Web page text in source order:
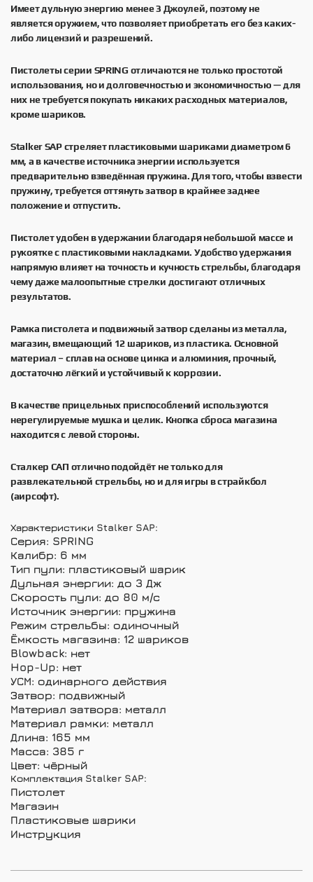
Имеет дульную энергию менее 3 Джоулей, поэтому не
является оружием, что позволяет приобретать его без каких-
либо лицензий и разрешений.
Пистолеты серии SPRING отличаются не только простотой
использования, но и долговечностью и экономичностью — для
них не требуется покупать никаких расходных материалов,
кроме шариков.
Stalker SAP стреляет пластиковыми шариками диаметром 6
мм, а в качестве источника энергии используется
предварительно взведённая пружина. Для того, чтобы взвести
пружину, требуется оттянуть затвор в крайнее заднее
положение и отпустить.
Пистолет удобен в удержании благодаря небольшой массе и
рукоятке с пластиковыми накладками. Удобство удержания
напрямую влияет на точность и кучность стрельбы, благодаря
чему даже малоопытные стрелки достигают отличных
результатов.
Рамка пистолета и подвижный затвор сделаны из металла,
магазин, вмещающий 12 шариков, из пластика. Основной
материал – сплав на основе цинка и алюминия, прочный,
достаточно лёгкий и устойчивый к коррозии.
В качестве прицельных приспособлений используются
нерегулируемые мушка и целик. Кнопка сброса магазина
находится с левой стороны.
Сталкер САП отлично подойдёт не только для
развлекательной стрельбы, но и для игры в страйкбол
(аирсофт).
Характеристики Stalker SAP:
Серия: SPRING
Калибр: 6 мм
Тип пули: пластиковый шарик
Дульная энергии: до 3 Дж
Скорость пули: до 80 м/с
Источник энергии: пружина
Режим стрельбы: одиночный
Ёмкость магазина: 12 шариков
Blowback: нет
Hop-Up: нет
УСМ: одинарного действия
Затвор: подвижный
Материал затвора: металл
Материал рамки: металл
Длина: 165 мм
Масса: 385 г
Цвет: чёрный
Комплектация Stalker SAP:
Пистолет
Магазин
Пластиковые шарики
Инструкция